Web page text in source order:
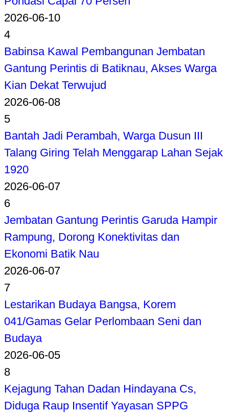
2026-06-10
4
Babinsa Kawal Pembangunan Jembatan
Gantung Perintis di Batiknau, Akses Warga
Kian Dekat Terwujud
2026-06-08
5
Bantah Jadi Perambah, Warga Dusun III
Talang Giring Telah Menggarap Lahan Sejak
1920
2026-06-07
6
Jembatan Gantung Perintis Garuda Hampir
Rampung, Dorong Konektivitas dan
Ekonomi Batik Nau
2026-06-07
7
Lestarikan Budaya Bangsa, Korem
041/Gamas Gelar Perlombaan Seni dan
Budaya
2026-06-05
8
Kejagung Tahan Dadan Hindayana Cs,
Diduga Raup Insentif Yayasan SPPG